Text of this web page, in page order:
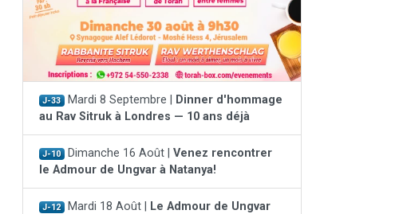
J-33 Mardi 8 Septembre |
Dinner d'hommage
au Rav Sitruk à Londres — 10 ans déjà
J-10 Dimanche 16 Août | Venez rencontrer
le Admour de Ungvar à Natanya!
J-12 Mardi 18 Août |
Le Admour de Ungvar